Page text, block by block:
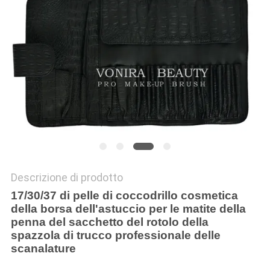
Descrizione di prodotto
17/30/37 di pelle di coccodrillo cosmetica
della borsa dell'astuccio per le matite della
penna del sacchetto del rotolo della
spazzola di trucco professionale delle
scanalature